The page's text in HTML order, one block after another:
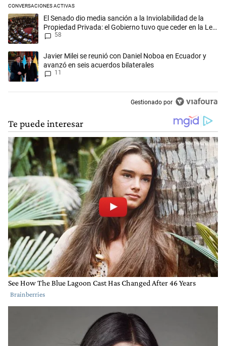
CONVERSACIONES ACTIVAS
Este listado muestra los artículos con más comentarios en los
Un artículo de tendencia con el título "El Senado dio media sanción a
El Senado dio media sanción a la Inviolabilidad de la
Propiedad Privada: el Gobierno tuvo que ceder en la Ley
del Manejo del Fuego
58
Un artículo de tendencia con el título "Javier Milei se reunió con
Javier Milei se reunió con Daniel Noboa en Ecuador y
avanzó en seis acuerdos bilaterales
11
Gestionado por